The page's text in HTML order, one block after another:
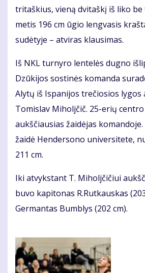
tritaškius, vieną dvitaškį iš liko be
metis 196 cm ūgio lengvasis
sudėtyje – atviras klausimas.
Iš NKL turnyro lentelės dugno
Dzūkijos sostinės komanda
Alytų iš Ispanijos trečiosios lygos
Tomislav Miholjčič. 25-erių
aukščiausias žaidėjas komandoje.
žaidė Hendersono universitete,
211 cm.
Iki atvykstant T. Miholjčičiui
buvo kapitonas R.Rutkauskas
Germantas Bumblys (202 cm).